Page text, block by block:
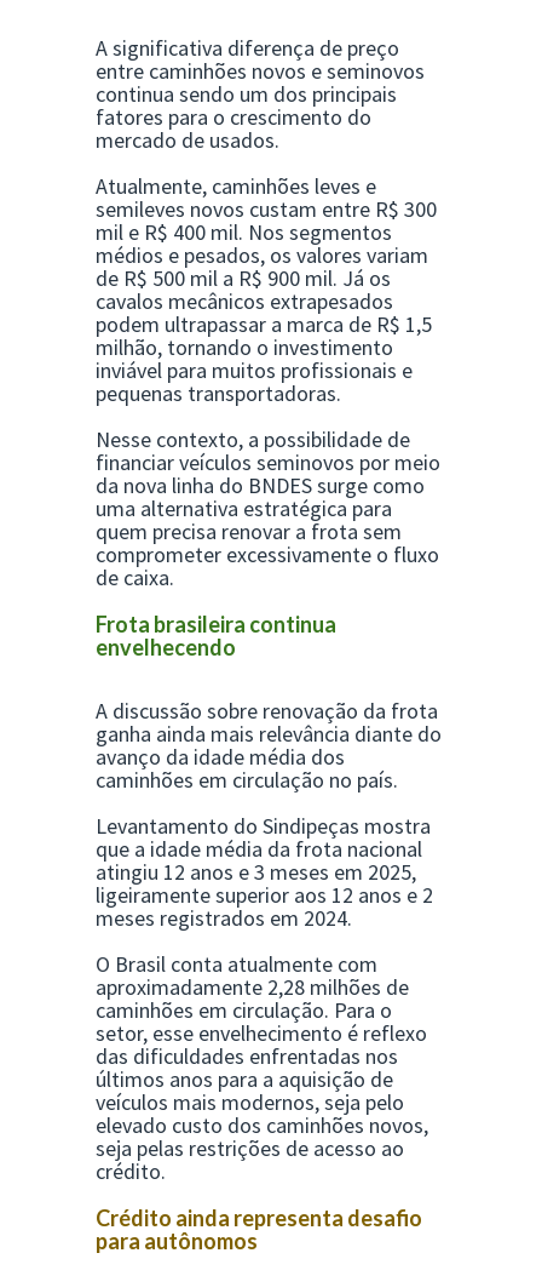
A significativa diferença de preço
entre caminhões novos e seminovos
continua sendo um dos principais
fatores para o crescimento do
mercado de usados.
Atualmente, caminhões leves e
semileves novos custam entre R$ 300
mil e R$ 400 mil. Nos segmentos
médios e pesados, os valores variam
de R$ 500 mil a R$ 900 mil. Já os
cavalos mecânicos extrapesados
podem ultrapassar a marca de R$ 1,5
milhão, tornando o investimento
inviável para muitos profissionais e
pequenas transportadoras.
Nesse contexto, a possibilidade de
financiar veículos seminovos por meio
da nova linha do BNDES surge como
uma alternativa estratégica para
quem precisa renovar a frota sem
comprometer excessivamente o fluxo
de caixa.
Frota brasileira continua
envelhecendo
A discussão sobre renovação da frota
ganha ainda mais relevância diante do
avanço da idade média dos
caminhões em circulação no país.
Levantamento do Sindipeças mostra
que a idade média da frota nacional
atingiu 12 anos e 3 meses em 2025,
ligeiramente superior aos 12 anos e 2
meses registrados em 2024.
O Brasil conta atualmente com
aproximadamente 2,28 milhões de
caminhões em circulação. Para o
setor, esse envelhecimento é reflexo
das dificuldades enfrentadas nos
últimos anos para a aquisição de
veículos mais modernos, seja pelo
elevado custo dos caminhões novos,
seja pelas restrições de acesso ao
crédito.
Crédito ainda representa desafio
para autônomos